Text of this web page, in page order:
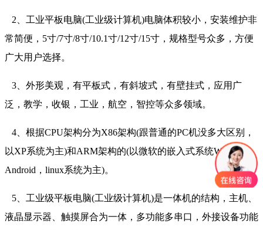
2、工业平板电脑(工业级计算机)电脑体积较小，安装维护非
常简便，5寸/7寸/8寸/10.1寸/12寸/15寸，规格型号众多，方便
广大用户选择。
3、外形美观，有平板式，有斜坡式，有壁挂式，应用广
泛，教学，收银，工业，航空，智控等众多领域。
4、根据CPU架构分为X86架构(跟普通的PC机没多大区别，
以XP系统为主)和ARM架构的(以微软的嵌入式系统WinCE，
Android，linux系统为主)。
5、工业级平板电脑(工业级计算机)是一体机的结构，主机、
液晶显示器、触摸屏合为一体，多功能多串口，外接设备功能